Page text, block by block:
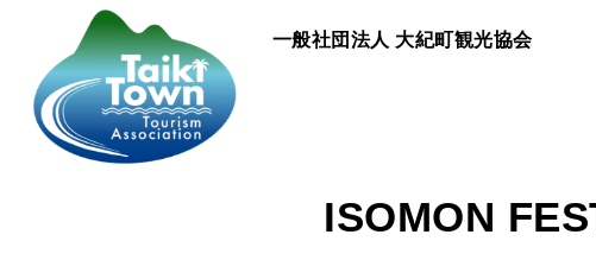
一般社団法人 大紀町観光協会
ISOMON